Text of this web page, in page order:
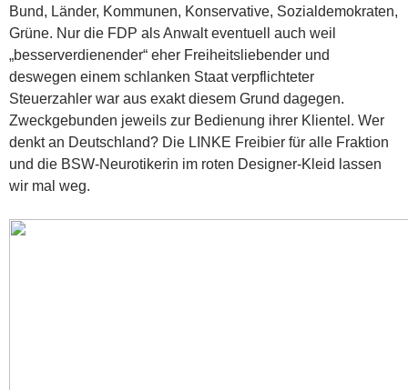
Bund, Länder, Kommunen, Konservative, Sozialdemokraten,
Grüne. Nur die FDP als Anwalt eventuell auch weil
„besserverdienender“ eher Freiheitsliebender und
deswegen einem schlanken Staat verpflichteter
Steuerzahler war aus exakt diesem Grund dagegen.
Zweckgebunden jeweils zur Bedienung ihrer Klientel. Wer
denkt an Deutschland? Die LINKE Freibier für alle Fraktion
und die BSW-Neurotikerin im roten Designer-Kleid lassen
wir mal weg.